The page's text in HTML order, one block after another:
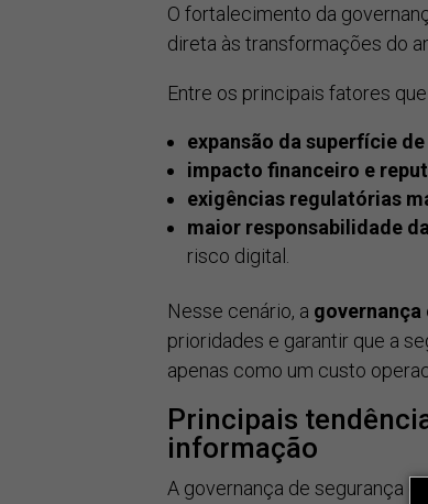
O fortalecimento da
direta às transformações do
Entre os principais fatores
expansão da superfície
impacto financeiro e
exigências regulatórias
maior responsabilidade
risco digital.
Nesse cenário, a governança
prioridades e garantir que a
apenas como um custo
Principais
informação
A governança de segurança